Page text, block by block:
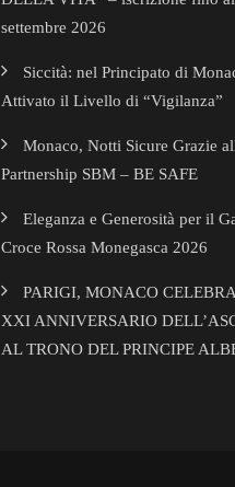
settembre 2026
Siccità: nel Principato di
Attivato il Livello di “Vigilanza”
Monaco, Notti Sicure Grazie
Partnership SBM – BE SAFE
Eleganza e Generosità per il
Croce Rossa Monegasca 2026
PARIGI, MONACO
XXI ANNIVERSARIO
AL TRONO DEL PRINCIPE